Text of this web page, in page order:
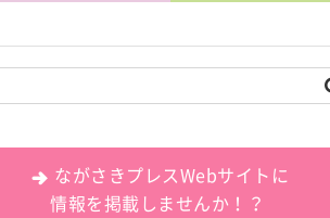
ながさきプレスWebサイトに
情報を掲載しませんか！？